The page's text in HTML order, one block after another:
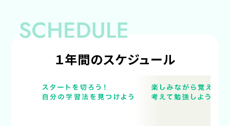
１年間のスケジュール